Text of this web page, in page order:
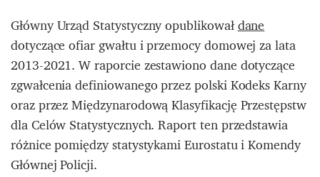
Główny Urząd Statystyczny opublikowałdane
dotyczące ofiar gwałtu i przemocy domowej za lata
2013-2021. W raporcie zestawiono dane dotyczące
zgwałcenia definiowanego przez polski Kodeks Karny
oraz przez Międzynarodową Klasyfikację Przestępstw
dla Celów Statystycznych. Raport ten przedstawia
różnice pomiędzy statystykami Eurostatu i Komendy
Głównej Policji.